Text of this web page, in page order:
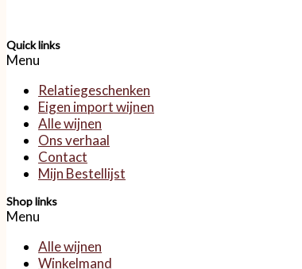
Quick links
Menu
Relatiegeschenken
Eigen import wijnen
Alle wijnen
Ons verhaal
Contact
Mijn Bestellijst
Shop links
Menu
Alle wijnen
Winkelmand